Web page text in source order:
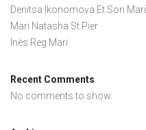
Denitsa Ikonomova Et Son Mari
Mari Natasha St Pier
Inès Reg Mari
Recent Comments
No comments to show.